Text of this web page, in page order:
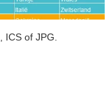
of JPG.